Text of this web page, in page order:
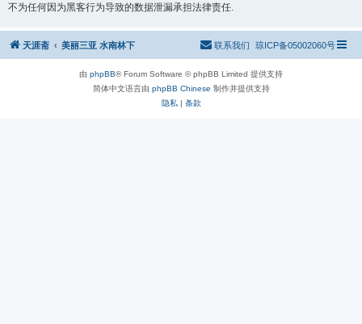
不为任何因为黑客行为导致的数据泄漏承担法律责任.
天涯斋 美丽三亚 水南林下 琼ICP备05002060号
联系我们
由 phpBB® Forum Software © phpBB Limited 提供支持
简体中文语言由 phpBB Chinese 制作并提供支持
隐私 | 条款